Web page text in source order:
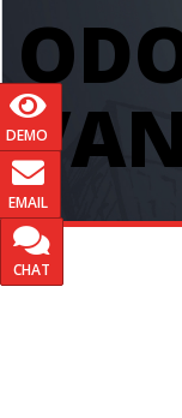
DEMO
EMAIL
CHAT